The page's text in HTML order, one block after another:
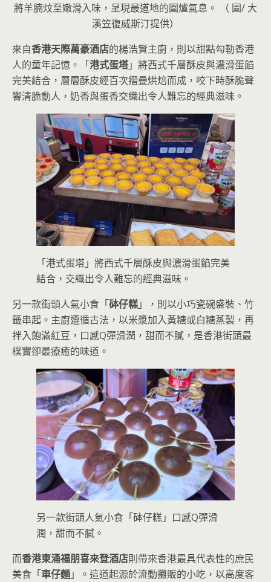
將羊腩炆至嫩滑入味，呈現最道地的圍爐氣息。 （ 圖/ 大
溪笠復威斯汀提供）
來自香港天際萬豪酒店的楊浩賢主廚，則以甜點勾勒香港
人的童年記憶。「港式蛋塔」將西式千層酥皮與濃滑蛋餡
完美結合，層層酥皮經百次摺疊烘焙而成，咬下時酥脆聲
響清脆動人，奶香與蛋香交織出令人難忘的經典滋味。
「港式蛋塔」將西式千層酥皮與濃滑蛋餡完美
結合，交織出令人難忘的經典滋味。
另一款街頭人氣小食「砵仔糕」，則以小巧瓷碗盛裝、竹
籤串起。主廚遵循古法，以米漿加入黃糖或白糖蒸製，再
拌入飽滿紅豆，口感Q彈滑潤，甜而不膩，是香港街頭最
樸實卻最療癒的味道。
另一款街頭人氣小食「砵仔糕」口感Q彈滑
潤，甜而不膩。
而香港東涌福朋喜來登酒店則帶來香港最具代表性的庶民
美食「車仔麵」。這道起源於流動攤販的小吃，以高度客